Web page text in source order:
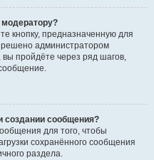
кнопку, предназначенную для
администратором
пройдёте через ряд шагов,
создании сообщения?
для того, чтобы
сохранённого сообщения
раздела.